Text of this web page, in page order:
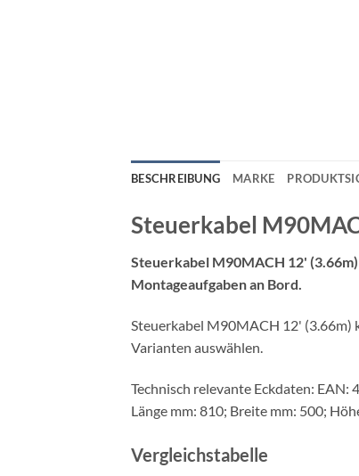
BESCHREIBUNG MARKE
Steuerkabel
Steuerkabel M90MACH 12'
Montageaufgaben an Bord.
Steuerkabel M90MACH 12' (3.66m)
Varianten auswählen.
Technisch relevante Eckdaten:
Länge mm: 810; Breite mm: 500;
Vergleichstabelle